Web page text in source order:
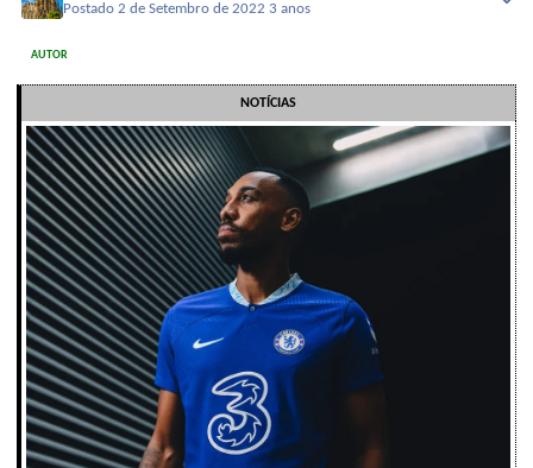
Postado2 de Setembro de 2022 3 anos
AUTOR
NOTÍCIAS